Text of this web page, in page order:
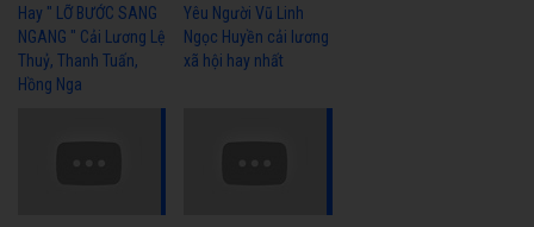
Hay " LỠ BƯỚC SANG
NGANG " Cải Lương Lệ
Thuỷ, Thanh Tuấn,
Hồng Nga
Yêu Người Vũ Linh
Ngọc Huyền cải lương
xã hội hay nhất